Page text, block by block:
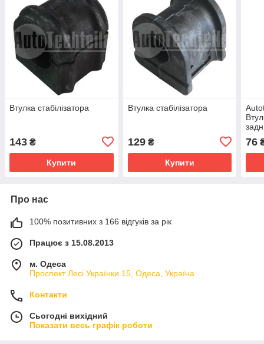
Втулка стабілізатора
143 ₴
Купити
Втулка стабілізатора
129₴
Купити
76
Про нас
100% позитивних з 166 відгуків за рік
Працює з 15.08.2013
м. Одеса
Проспект Лесі Українки 15, Одеса, Україна
Контакти
Сьогодні вихідний
Показати весь графік роботи